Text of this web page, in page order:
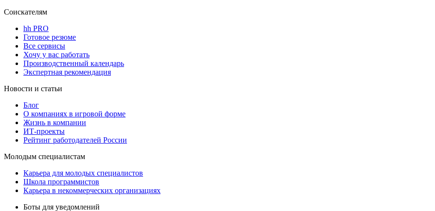
Соискателям
hh PRO
Готовое резюме
Все сервисы
Хочу у вас работать
Производственный календарь
Экспертная рекомендация
Новости и статьи
Блог
О компаниях в игровой форме
Жизнь в компании
ИТ-проекты
Рейтинг работодателей России
Молодым специалистам
Карьера для молодых специалистов
Школа программистов
Карьера в некоммерческих организациях
Боты для уведомлений